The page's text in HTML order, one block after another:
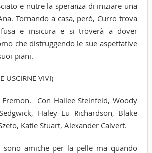
e nutre la speranza di iniziare una
Tornando a casa, però, Curro trova
e insicura e si troverà a dover
che distruggendo le sue aspettative
piani.
USCIRNE VIVI)
Con Hailee Steinfeld, Woody
Haley Lu Richardson, Blake
Katie Stuart, Alexander Calvert.
sono amiche per la pelle ma quando